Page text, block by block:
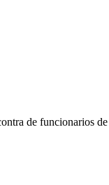
de funcionarios de